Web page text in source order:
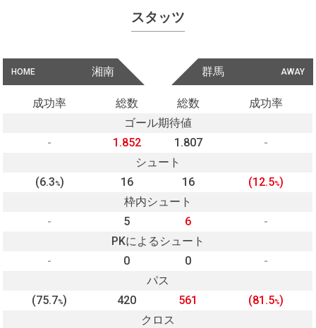
スタッツ
HOME 湘南 AWAY
群馬
成功率 総数 総数
成功率
ゴール期待値
-
1.852 1.807
-
シュート
(6.3%) 16 16 (12.5%)
枠内シュート
-
5 6
-
PKによるシュート
-
0 0
-
パス
(75.7%) 420 561 (81.5%)
クロス